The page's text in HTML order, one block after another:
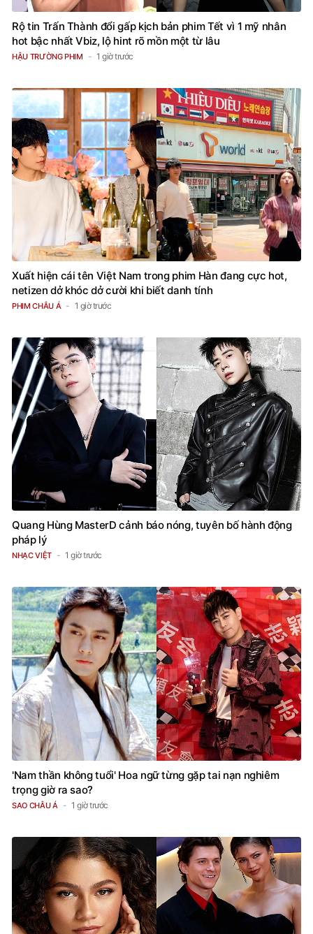
Rộ tin Trấn Thành đổi gấp kịch bản phim Tết vì 1 mỹ nhân
hot bậc nhất Vbiz, lộ hint rõ mồn một từ lâu
HẬU TRƯỜNG PHIM 1 giờ trước
Xuất hiện cái tên Việt Nam trong phim Hàn đang cực hot,
netizen dở khóc dở cười khi biết danh tính
PHIM CHÂU Á 1 giờ trước
Quang Hùng MasterD cảnh báo nóng, tuyên bố hành động
pháp lý
NHẠC VIỆT 1 giờ trước
'Nam thần không tuổi' Hoa ngữ từng gặp tai nạn nghiêm
trọng giờ ra sao?
SAO CHÂU Á 1 giờ trước